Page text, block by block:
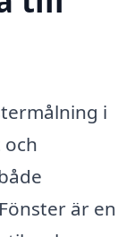
i
och
är en